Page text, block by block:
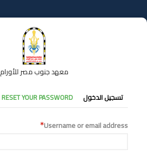
إلى
المحتوى
معهد جنوب مصر للأورام
التبويبات
الأساسية
تسجيل الدخول RESET YOUR PASSWORD
Username or email address